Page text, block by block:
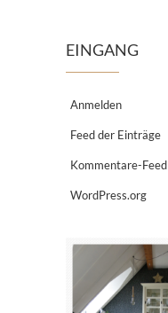
EINGANG
Anmelden
Feed der Einträge
Kommentare-Feed
WordPress.org